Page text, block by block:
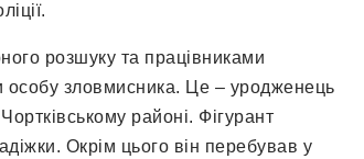
розшуку та працівниками
особу зловмисника. Це – уродженець
районі. Фігурант
Окрім цього він перебував у